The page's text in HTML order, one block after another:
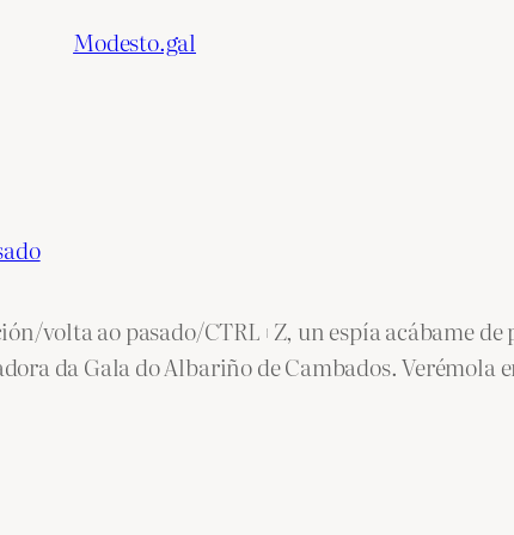
Modesto.gal
volta ao pasado/CTRL+Z, un espía acábame
da Gala do Albariño de Cambados. Verémola